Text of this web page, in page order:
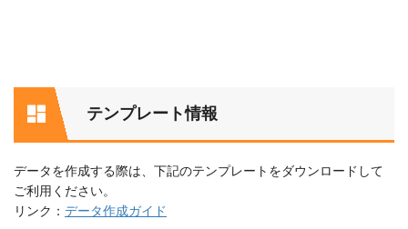
テンプレート情報
データを作成する際は、下記のテンプレートをダウンロードして
ご利用ください。
リンク： データ作成ガイド